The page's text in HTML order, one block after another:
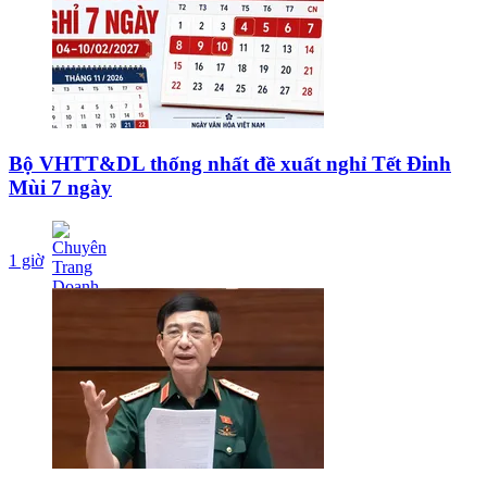
Bộ VHTT&DL thống nhất đề xuất nghỉ Tết Đinh
Mùi 7 ngày
1 giờ